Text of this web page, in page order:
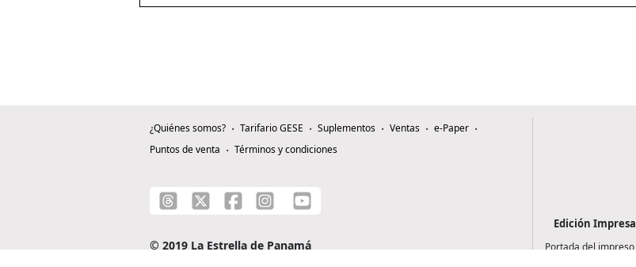
¿Quiénes somos? Tarifario GESE Suplementos Ventas
e-Paper
Puntos de venta
Términos y condiciones
© 2019 La Estrella de Panamá
Edición Impresa
Portada del impreso